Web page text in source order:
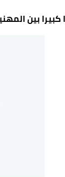
كبيرا بين